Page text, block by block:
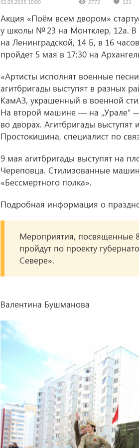
02.05.2025 10:00 2772 121
Акция «Поём всем двором»
у школы № 23 на Монтклер, 12а. В
на Ленинградской, 14 Б, в 16
пройдет 5 мая в 17:30 на
«Артисты исполнят военные
агитбригады выступят в разных
КамАЗ, украшенный в военной
На второй машине — на „Урале“ —
во дворах. Агитбригады
Простокишина, специалист по
9 мая агитбригады выступят на
Череповца. Стилизованные
«Бессмертного полка».
Подробная информация о
Мероприятия, посвященные
пройдут по проекту
Севере».
Валентина Бушманова